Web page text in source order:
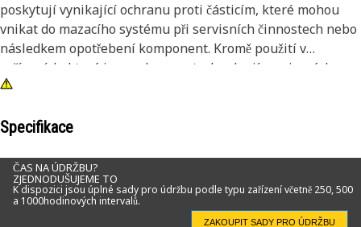
poskytují vynikající ochranu proti částicím, které mohou
vnikat do mazacího systému při servisních činnostech nebo
následkem opotřebení komponent. Kromě použití v
zařízeních, která jsou vybavena technologií mazivových
filtrů se zvýšenou účinností, jsou tyto filtry dostupné také
účinností. Třebaže jsou všechny filtry motorového oleje
mnoho filtrů jiných výrobců, které nejsou účinné při
zachycování a zadržování právě těch částic, které nejvíce
poškozují citlivé komponenty palivové soustavy.
Specifikace
ČAS NA ÚDRŽBU?
ZJEDNODUŠUJEME TO
K dispozici jsou úplné sady pro údržbu podle typu zařízení včetně 250, 500
a 1000hodinových intervalů.
ZAKOUPIT SADY PRO ÚDRŽBU